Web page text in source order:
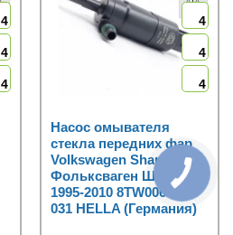
4
4
4
4
4
4
Насос омывателя
стекла передних фар
Volkswagen Sharan /
Фольксваген Шаран
1995-2010 8TW006849-
031 HELLA (Германия)